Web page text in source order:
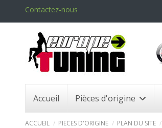
Contactez-nous
Accueil Pièces d'origine
ACCUEIL PIECES D'ORIGINE PLAN DU SITE